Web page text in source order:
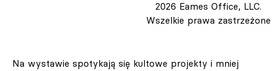
2026 Eames Office, LLC.
Wszelkie prawa zastrzeżone
Na wystawie spotykają się kultowe projekty i mniej